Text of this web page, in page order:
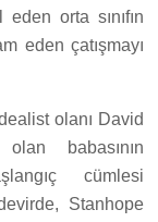
orta sınıfın
eden çatışmayı
olanı David
babasının
cümlesi
Stanhope